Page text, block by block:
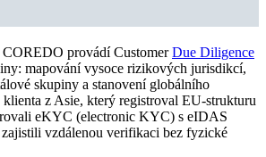
COREDO provádí CustomerDue Diligence
mapování vysoce rizikových jurisdikcí,
skupiny a stanovení globálního
z Asie, který registroval EU-strukturu
eKYC (electronic KYC) s eIDAS
vzdálenou verifikaci bez fyzické